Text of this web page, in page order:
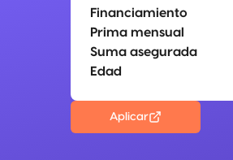
Financiamiento
Prima mensual
Suma asegurada
Edad
Aplicar